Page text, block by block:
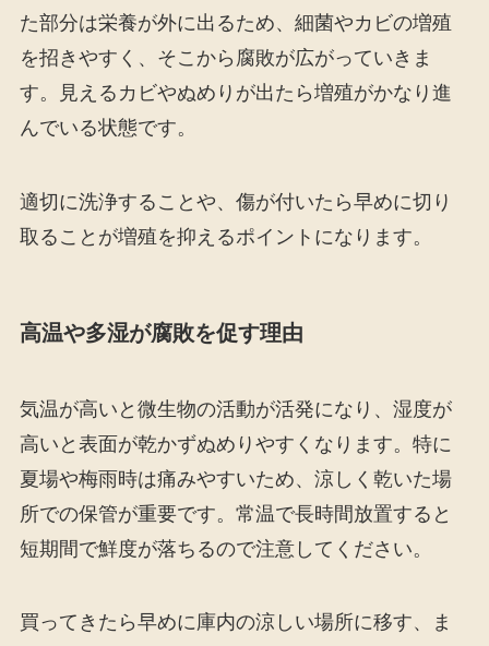
た部分は栄養が外に出るため、細菌やカビの増殖
を招きやすく、そこから腐敗が広がっていきま
す。見えるカビやぬめりが出たら増殖がかなり進
んでいる状態です。
適切に洗浄することや、傷が付いたら早めに切り
取ることが増殖を抑えるポイントになります。
高温や多湿が腐敗を促す理由
気温が高いと微生物の活動が活発になり、湿度が
高いと表面が乾かずぬめりやすくなります。特に
夏場や梅雨時は痛みやすいため、涼しく乾いた場
所での保管が重要です。常温で長時間放置すると
短期間で鮮度が落ちるので注意してください。
買ってきたら早めに庫内の涼しい場所に移す、ま